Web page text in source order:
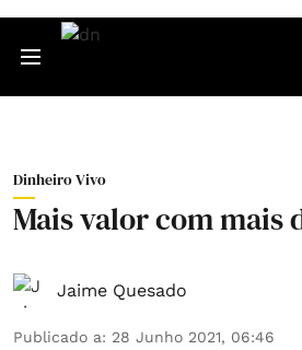
Dinheiro Vivo
Mais valor com mais
Jaime Quesado
Publicado a: 28 Junho 2021, 06:46